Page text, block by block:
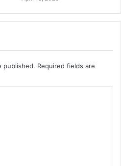
published. Required fields are